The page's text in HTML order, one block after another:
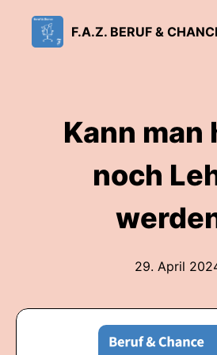
Kann man
noch
29. April